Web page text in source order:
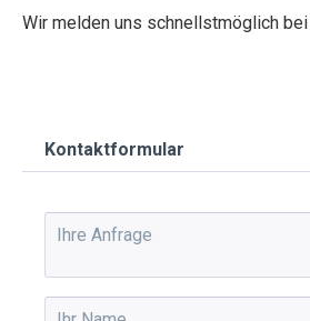
Wir melden uns schnellstmöglich bei
Kontaktformular